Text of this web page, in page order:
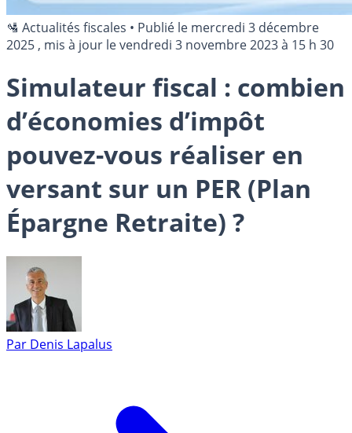
🛂 Actualités fiscales • Publié le mercredi 3 décembre
2025 , mis à jour levendredi 3 novembre 2023 à 15 h 30
Simulateur fiscal : combien
d’économies d’impôt
pouvez-vous réaliser en
versant sur un PER (Plan
Épargne Retraite) ?
Par Denis Lapalus